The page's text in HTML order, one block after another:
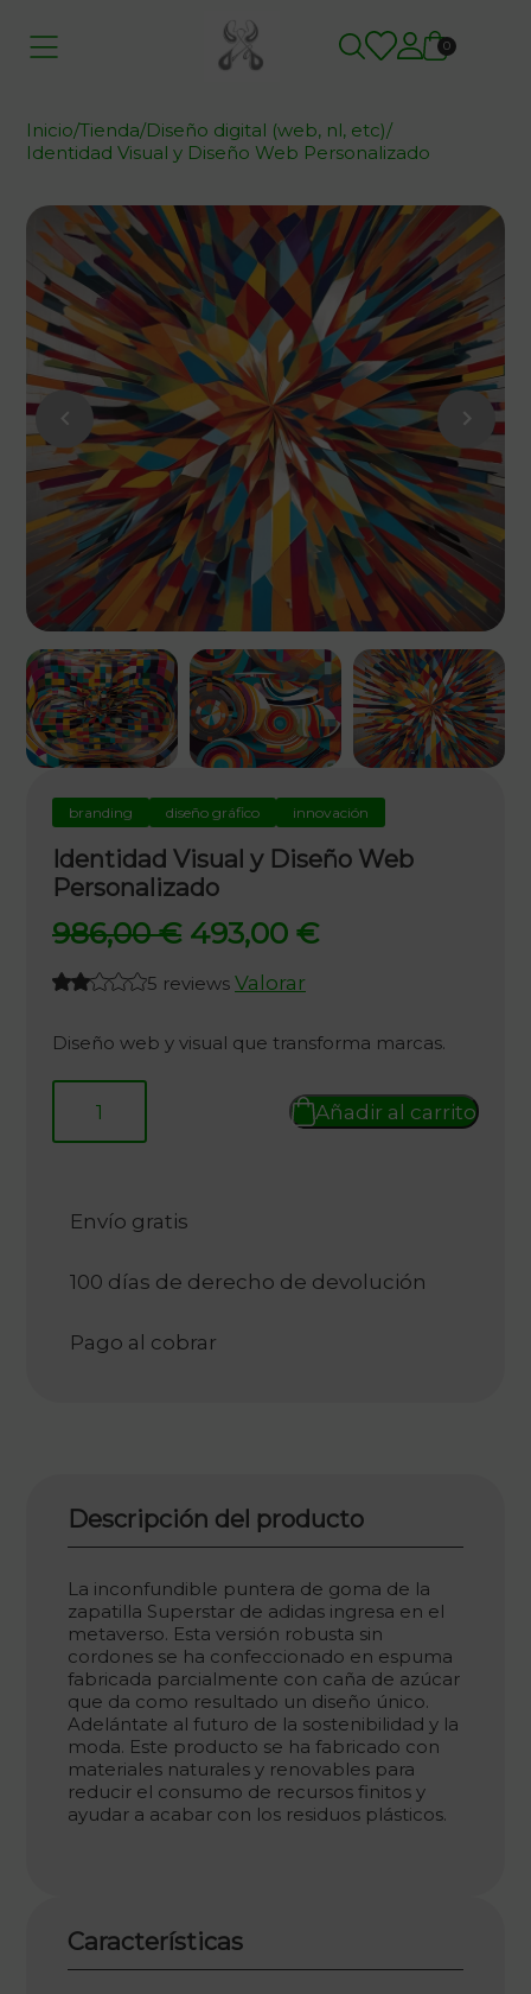
0
Inicio/Tienda/Diseño digital (web, nl, etc)/
Identidad Visual y Diseño Web Personalizado
branding diseño gráfico innovación
Identidad Visual y Diseño Web
Personalizado
986,00€ El
precio
era:
493,00 €El
es:
5 reviews Valorar
Diseño web y visual que transforma marcas.
Añadir al carrito
Envío gratis
100 días de derecho de devolución
Pago al cobrar
Descripción del producto
La inconfundible puntera de goma de la
zapatilla Superstar de adidas ingresa en el
metaverso. Esta versión robusta sin
cordones se ha confeccionado en espuma
fabricada parcialmente con caña de azúcar
que da como resultado un diseño único.
Adelántate al futuro de la sostenibilidad y la
moda. Este producto se ha fabricado con
materiales naturales y renovables para
reducir el consumo de recursos finitos y
ayudar a acabar con los residuos plásticos.
Características